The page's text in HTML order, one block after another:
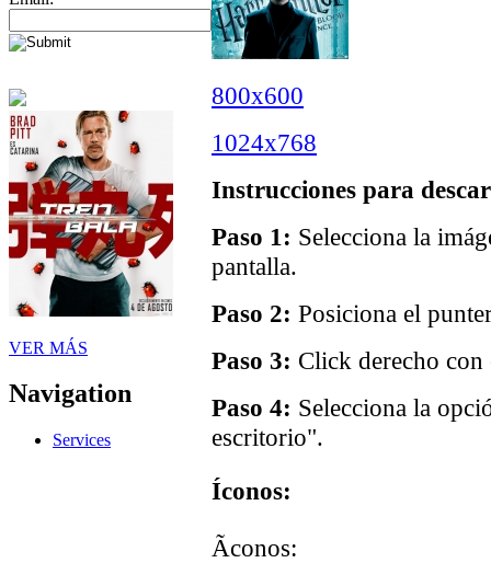
VER MÁS
Navigation
Services
800x600
1024x768
Instrucciones para
Paso 1: Selecciona la
pantalla.
Paso 2: Posiciona el
Paso 3: Click derecho con
Paso 4: Selecciona la
escritorio".
Íconos:
Ãconos: